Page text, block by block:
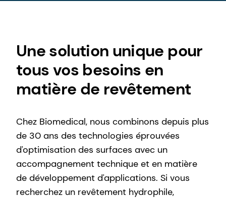
Une solution unique pour
tous vos besoins en
matière de revêtement
Chez Biomedical, nous combinons depuis plus
de 30 ans des technologies éprouvées
d'optimisation des surfaces avec un
accompagnement technique et en matière
de développement d'applications. Si vous
recherchez un revêtement hydrophile,